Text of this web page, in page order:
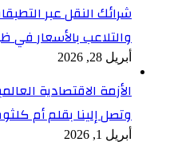
شرائك النقل عبر
والتلاعب بالأسعار في
أبريل 28, 2026
الأزمة الاقتصادية
وتصل إلينا بقلم أم
أبريل 1, 2026